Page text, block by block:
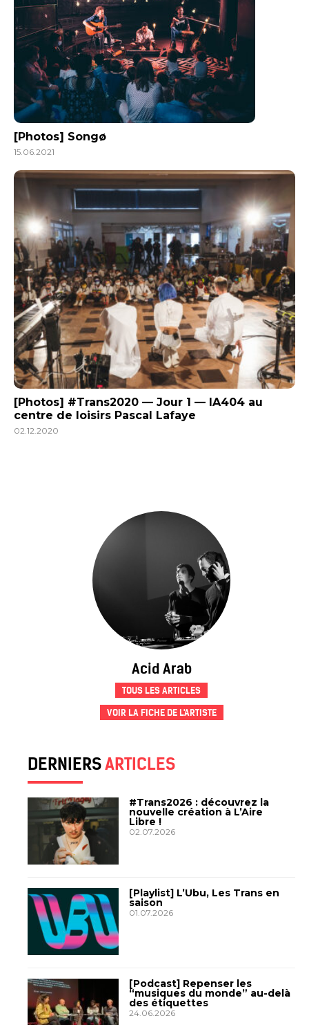
[Photos] Songø
15.06.2021
[Photos] #Trans2020 — Jour 1 — IA404 au
centre de loisirs Pascal Lafaye
02.12.2020
Acid Arab
TOUS LES ARTICLES
VOIR LA FICHE DE L'ARTISTE
DERNIERSARTICLES
#Trans2026 : découvrez la
nouvelle création à L’Aire
Libre !
02.07.2026
[Playlist] L’Ubu, Les Trans en
saison
01.07.2026
[Podcast] Repenser les
“musiques du monde” au-delà
des étiquettes
24.06.2026